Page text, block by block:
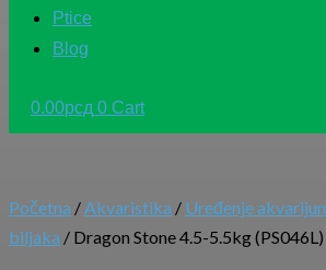
Ptice
Blog
0.00рсд 0 Cart
Početna /Akvaristika / Uređenje
biljaka / Dragon Stone 4.5-5.5kg (PS046L)